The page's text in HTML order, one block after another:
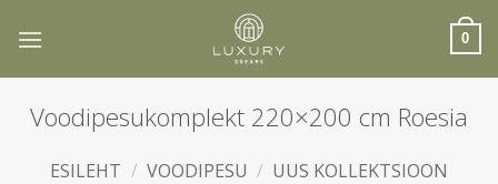
0
Voodipesukomplekt 220×200 cm Roesia
ESILEHT / VOODIPESU / UUS KOLLEKTSIOON